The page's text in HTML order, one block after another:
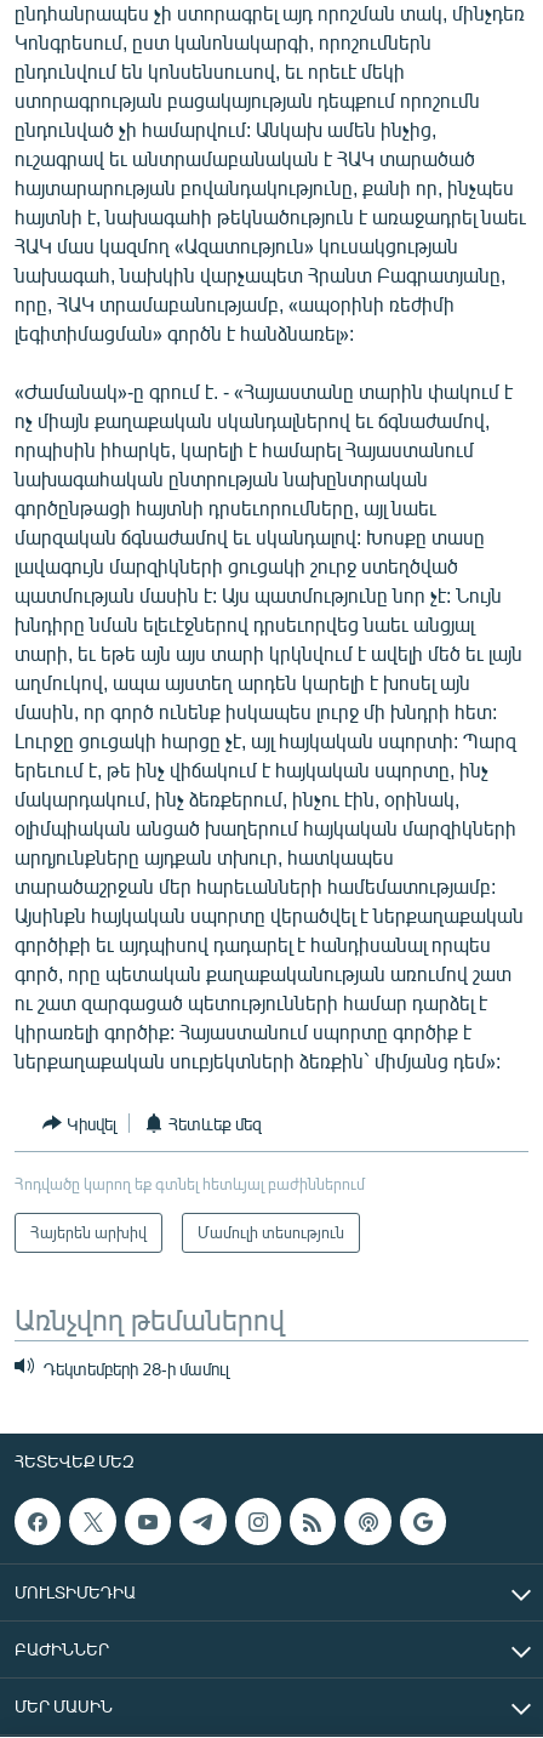
ընդհանրապես չի ստորագրել այդ որոշման տակ, մինչդեռ
Կոնգրեսում, ըստ կանոնակարգի, որոշումներն
ընդունվում են կոնսենսուսով, եւ որեւէ մեկի
ստորագրության բացակայության դեպքում որոշումն
ընդունված չի համարվում: Անկախ ամեն ինչից,
ուշագրավ եւ անտրամաբանական է ՀԱԿ տարածած
հայտարարության բովանդակությունը, քանի որ, ինչպես
հայտնի է, նախագահի թեկնածություն է առաջադրել նաեւ
ՀԱԿ մաս կազմող «Ազատություն» կուսակցության
նախագահ, նախկին վարչապետ Հրանտ Բագրատյանը,
որը, ՀԱԿ տրամաբանությամբ, «ապօրինի ռեժիմի
լեգիտիմացման» գործն է հանձնառել»:
«Ժամանակ»-ը գրում է. - «Հայաստանը տարին փակում է
ոչ միայն քաղաքական սկանդալներով եւ ճգնաժամով,
որպիսին իհարկե, կարելի է համարել Հայաստանում
նախագահական ընտրության նախընտրական
գործընթացի հայտնի դրսեւորումները, այլ նաեւ
մարզական ճգնաժամով եւ սկանդալով: Խոսքը տասը
լավագույն մարզիկների ցուցակի շուրջ ստեղծված
պատմության մասին է: Այս պատմությունը նոր չէ: Նույն
խնդիրը նման ելեւէջներով դրսեւորվեց նաեւ անցյալ
տարի, եւ եթե այն այս տարի կրկնվում է ավելի մեծ եւ լայն
աղմուկով, ապա այստեղ արդեն կարելի է խոսել այն
մասին, որ գործ ունենք իսկապես լուրջ մի խնդրի հետ:
Լուրջը ցուցակի հարցը չէ, այլ հայկական սպորտի: Պարզ
երեւում է, թե ինչ վիճակում է հայկական սպորտը, ինչ
մակարդակում, ինչ ձեռքերում, ինչու էին, օրինակ,
օլիմպիական անցած խաղերում հայկական մարզիկների
արդյունքները այդքան տխուր, հատկապես
տարածաշրջան մեր հարեւանների համեմատությամբ:
Այսինքն հայկական սպորտը վերածվել է ներքաղաքական
գործիքի եւ այդպիսով դադարել է հանդիսանալ որպես
գործ, որը պետական քաղաքականության առումով շատ
ու շատ զարգացած պետությունների համար դարձել է
կիրառելի գործիք: Հայաստանում սպորտը գործիք է
ներքաղաքական սուբյեկտների ձեռքին` միմյանց դեմ»:
Կիսվել Հետևեք մեզ
Հոդվածը կարող եք գտնել հետևյալ բաժիններում
Հայերեն արխիվ Մամուլի տեսություն
Առնչվող թեմաներով
Դեկտեմբերի 28-ի մամուլ
ՀԵՏԵՎԵՔ ՄԵԶ
ՄՈՒԼՏԻՄԵԴԻԱ
ԲԱԺԻՆՆԵՐ
ՄԵՐ ՄԱՍԻՆ